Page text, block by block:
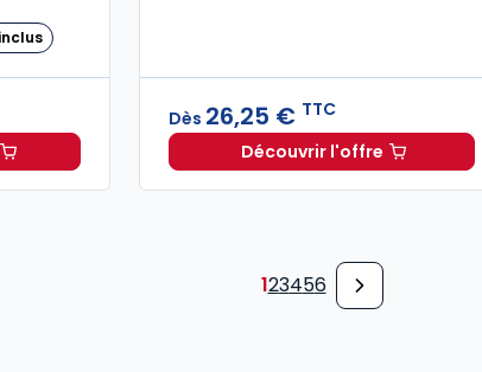
et du séjour des étrangers et du droit d'asile
Dès 26,25 € TTC
Découvrir l'offre
Guide des
123456